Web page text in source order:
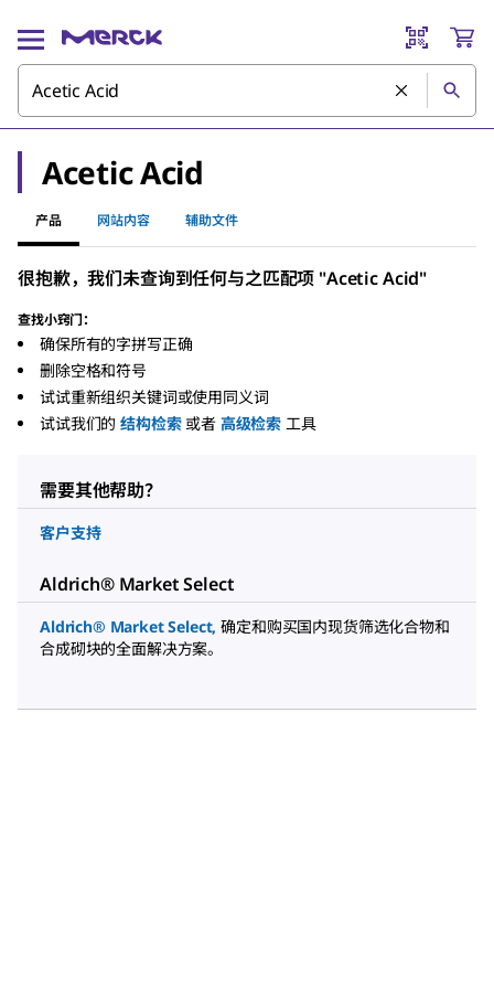
Acetic Acid
产品 网站内容 辅助文件
很抱歉，我们未查询到任何与之匹配项 "Acetic Acid"
查找小窍门：
确保所有的字拼写正确
删除空格和符号
试试重新组织关键词或使用同义词
试试我们的 结构检索 或者 高级检索 工具
需要其他帮助？
客户支持
Aldrich® Market Select
Aldrich® Market Select, 确定和购买国内现货筛选化合物和
合成砌块的全面解决方案。